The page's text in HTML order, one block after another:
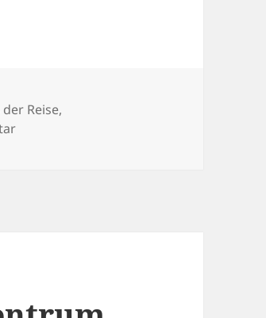
Reise,
zu Jede Reise geht zu Ende – an das